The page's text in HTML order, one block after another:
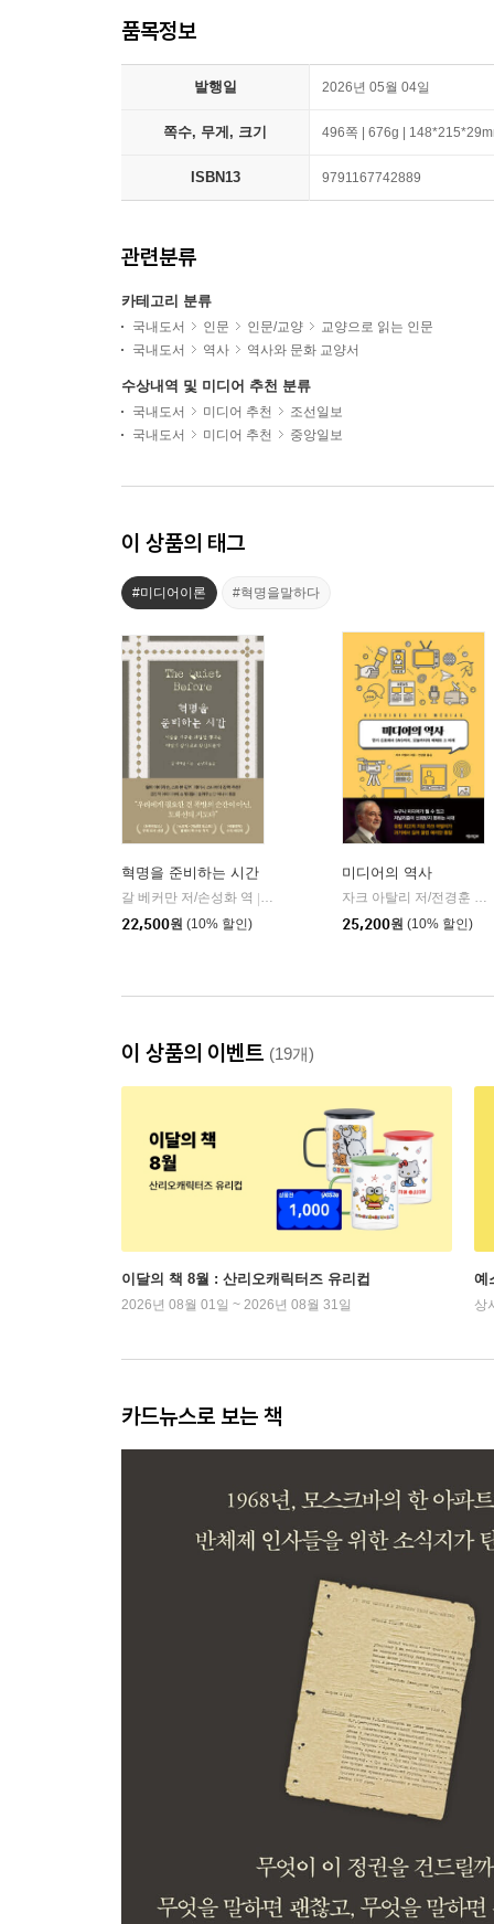
품목정보
발행일 2026년 05월 04일
쪽수, 무게, 크기 496쪽 | 676g |
ISBN13 9791167742889
관련분류
카테고리 분류
국내도서 인문 인문/교양
교양으로 읽는 인문
국내도서
역사 역사와 문화 교양서
수상내역 및 미디어 추천 분류
국내도서 미디어 추천
조선일보
국내도서
미디어 추천 중앙일보
이 상품의 태그
#미디어이론 #혁명을말하다
혁명을 준비하는 시간
갈 베커만 저/손성화 역
어크로스
22,500원 (10% 할인)
미디어의 역사
자크 아탈리 저/전경훈 역
25,200원 (10% 할인)
이 상품의 이벤트 (19개)
이달의 책 8월 : 산리오캐릭터즈 유리컵
2026년 08월 01일 ~ 2026년 08월 31일
예
상
카드뉴스로 보는 책